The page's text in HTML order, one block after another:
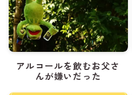
アルコールを飲むお父さ
んが嫌いだった